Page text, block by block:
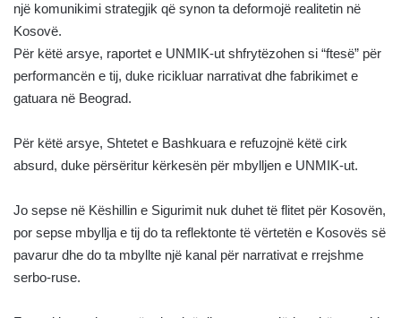
një komunikimi strategjik që synon ta deformojë realitetin në
Kosovë.
Për këtë arsye, raportet e UNMIK-ut shfrytëzohen si “ftesë” për
performancën e tij, duke ricikluar narrativat dhe fabrikimet e
gatuara në Beograd.
Për këtë arsye, Shtetet e Bashkuara e refuzojnë këtë cirk
absurd, duke përsëritur kërkesën për mbylljen e UNMIK-ut.
Jo sepse në Këshillin e Sigurimit nuk duhet të flitet për Kosovën,
por sepse mbyllja e tij do ta reflektonte të vërtetën e Kosovës së
pavarur dhe do ta mbyllte një kanal për narrativat e rrejshme
serbo-ruse.